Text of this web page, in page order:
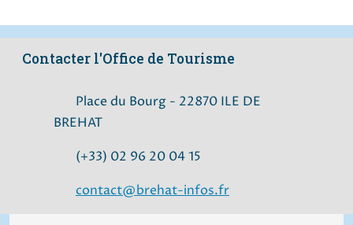
Contacter l'Office de Tourisme
Place du Bourg - 22870 ILE DE
BREHAT
(+33) 02 96 20 04 15
contact@brehat-infos.fr